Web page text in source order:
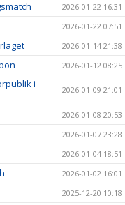
2026-01-22 16:31
2026-01-22 07:51
2026-01-14 21:38
2026-01-12 08:25
i
2026-01-09 21:01
2026-01-08 20:53
2026-01-07 23:28
2026-01-04 18:51
2026-01-02 16:01
2025-12-20 10:18